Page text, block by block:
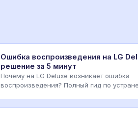
Ошибка воспроизведения на LG
решение за 5 минут
Почему на LG Deluxe возникает ошибка
воспроизведения? Полный гид по